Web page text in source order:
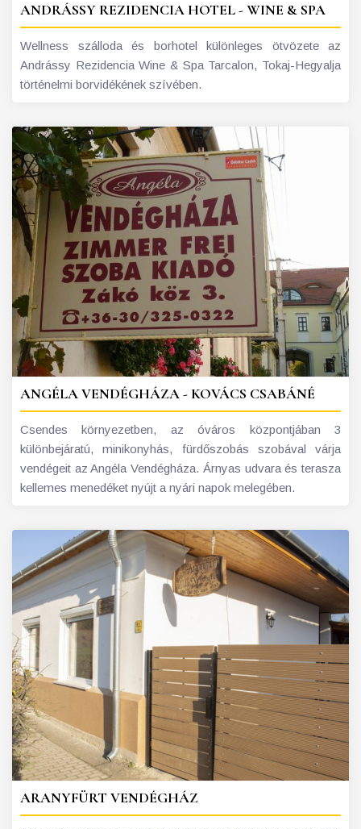
ANDRÁSSY REZIDENCIA HOTEL - WINE & SPA
Wellness szálloda és borhotel különleges ötvözete az
Andrássy Rezidencia Wine & Spa Tarcalon, Tokaj-Hegyalja
történelmi borvidékének szívében.
ANGÉLA VENDÉGHÁZA - KOVÁCS CSABÁNÉ
Csendes környezetben, az óváros központjában 3
különbejáratú, minikonyhás, fürdőszobás szobával várja
vendégeit az Angéla Vendégháza. Árnyas udvara és terasza
kellemes menedéket nyújt a nyári napok melegében.
ARANYFÜRT VENDÉGHÁZ